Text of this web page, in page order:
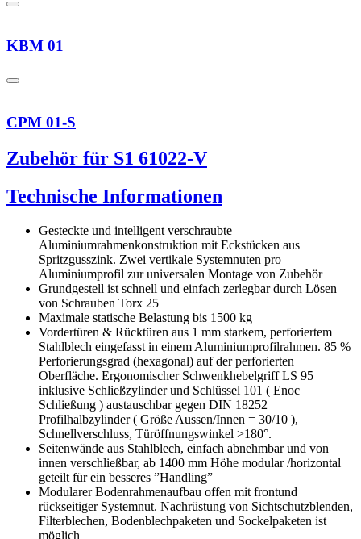
KBM 01
CPM 01-S
Zubehör für S1 61022-V
Technische Informationen
Gesteckte und intelligent verschraubte
Aluminiumrahmenkonstruktion mit Eckstücken aus
Spritzgusszink. Zwei vertikale Systemnuten pro
Aluminiumprofil zur universalen Montage von Zubehör
Grundgestell ist schnell und einfach zerlegbar durch Lösen
von Schrauben Torx 25
Maximale statische Belastung bis 1500 kg
Vordertüren & Rücktüren aus 1 mm starkem, perforiertem
Stahlblech eingefasst in einem Aluminiumprofilrahmen. 85 %
Perforierungsgrad (hexagonal) auf der perforierten
Oberfläche. Ergonomischer Schwenkhebelgriff LS 95
inklusive Schließzylinder und Schlüssel 101 ( Enoc
Schließung ) austauschbar gegen DIN 18252
Profilhalbzylinder ( Größe Aussen/Innen = 30/10 ),
Schnellverschluss, Türöffnungswinkel >180°.
Seitenwände aus Stahlblech, einfach abnehmbar und von
innen verschließbar, ab 1400 mm Höhe modular /horizontal
geteilt für ein besseres ”Handling”
Modularer Bodenrahmenaufbau offen mit frontund
rückseitiger Systemnut. Nachrüstung von Sichtschutzblenden,
Filterblechen, Bodenblechpaketen und Sockelpaketen ist
möglich